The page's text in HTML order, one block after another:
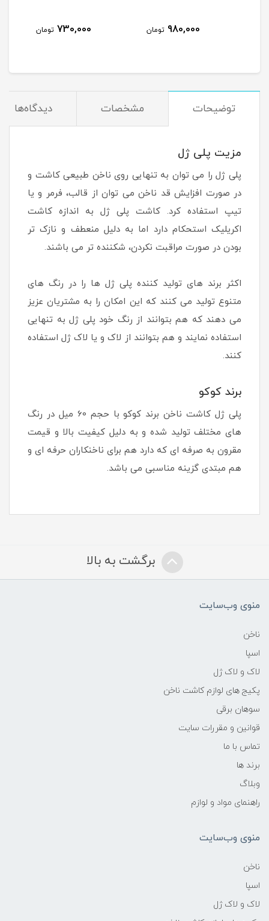
980,000 تومان 730,000 تومان
توضیحات مشخصات دیدگاه‌ها
مزیت پلی ژل
پلی ژل را می توان به تنهایی روی ناخن طبیعی کاشت و
در صورت افزایش قد ناخن می توان از قالب، فرمر و یا
تیپ استفاده کرد. کاشت پلی ژل به اندازه کاشت
اکریلیک استحکام دارد اما به دلیل منعطف و نازک تر
بودن در صورت مراقبت نکردن، شکننده تر می باشند.
اکثر برند های تولید کننده پلی ژل ها را در رنگ های
متنوع تولید می کنند که این امکان را به مشتریان عزیز
می دهند که هم بتوانند از رنگ خود پلی ژل به تنهایی
استفاده نمایند و هم بتوانند از لاک و یا لاک ژل استفاده
کنند.
برند کوکو
پلی ژل کاشت ناخن برند کوکو با حجم 60 میل در رنگ
های مختلف تولید شده و به دلیل کیفیت بالا و قیمت
مقرون به صرفه ای که دارد هم برای ناخنکاران حرفه ای و
هم مبتدی گزینه مناسبی می باشد.
برگشت به بالا
منوی وب‌سایت
ناخن
اسپا
لاک و لاک ژل
پکیج های لوازم کاشت ناخن
سوهان برقی
قوانین و مقررات سایت
تماس با ما
برند ها
وبلاگ
راهنمای مواد و لوازم
منوی وب‌سایت
ناخن
اسپا
لاک و لاک ژل